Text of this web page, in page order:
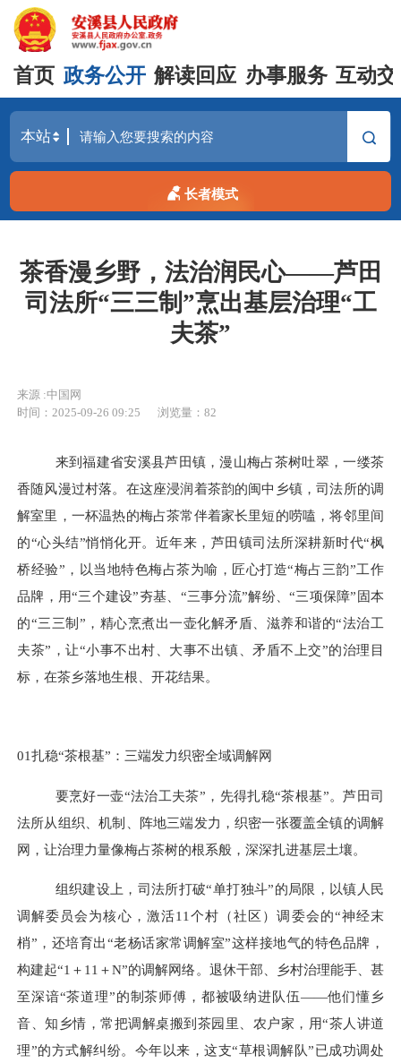
首页 政务公开 解读回应 办事服务 互动
长者模式
茶香漫乡野，法治润民心——芦田
司法所“三三制”烹出基层治理“工
夫茶”
来源 :中国网
时间：2025-09-26 09:25
浏览量： 82
来到福建省安溪县芦田镇，漫山梅占茶树吐翠，一缕茶
香随风漫过村落。在这座浸润着茶韵的闽中乡镇，司法所的调
解室里，一杯温热的梅占茶常伴着家长里短的唠嗑，将邻里间
的“心头结”悄悄化开。近年来，芦田镇司法所深耕新时代“枫
桥经验”，以当地特色梅占茶为喻，匠心打造“梅占三韵”工作
品牌，用“三个建设”夯基、“三事分流”解纷、“三项保障”固本
的“三三制”，精心烹煮出一壶化解矛盾、滋养和谐的“法治工
夫茶”，让“小事不出村、大事不出镇、矛盾不上交”的治理目
标，在茶乡落地生根、开花结果。
01扎稳“茶根基”：三端发力织密全域调解网
要烹好一壶“法治工夫茶”，先得扎稳“茶根基”。芦田司
法所从组织、机制、阵地三端发力，织密一张覆盖全镇的调解
网，让治理力量像梅占茶树的根系般，深深扎进基层土壤。
组织建设上，司法所打破“单打独斗”的局限，以镇人民
调解委员会为核心，激活11个村（社区）调委会的“神经末
梢”，还培育出“老杨话家常调解室”这样接地气的特色品牌，
构建起“1＋11＋N”的调解网络。退休干部、乡村治理能手、甚
至深谙“茶道理”的制茶师傅，都被吸纳进队伍——他们懂乡
音、知乡情，常把调解桌搬到茶园里、农户家，用“茶人讲道
理”的方式解纠纷。今年以来，这支“草根调解队”已成功调处